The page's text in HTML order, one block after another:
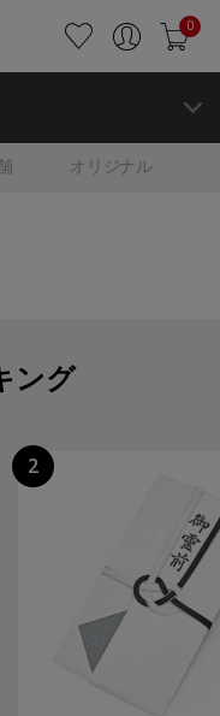
0
オリジナル
ング